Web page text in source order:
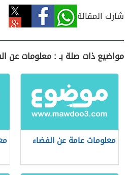
شارك المقالة
مواضيع ذات صلة بـ : معلومات عن
معلومات عامة عن الفضاء